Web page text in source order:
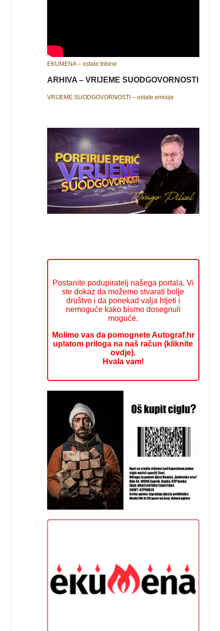
EKUMENA – ostale tribine
ARHIVA – VRIJEME SUODGOVORNOSTI
VRIJEME SUODGOVORNOSTI – ostale emisije
Postanite podupiratelj našega portala. Vi
ste dokaz da možemo stvarati bolje
društvo i da ponekad valja htjeti i
nemoguće kako bismo dosegnuli
moguće.
Molimo vas da pomognete Autograf.hr
uplatom priloga na naš račun (kliknite
ovdje).
Hvala vam!